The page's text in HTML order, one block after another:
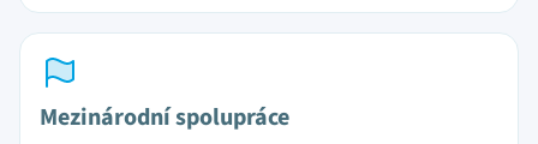
Mezinárodní spolupráce